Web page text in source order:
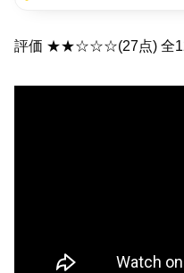
評価 ★★☆☆☆(27点) 全